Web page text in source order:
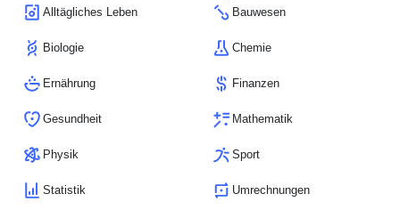
Alltägliches Leben Bauwesen
Biologie Chemie
Ernährung Finanzen
Gesundheit Mathematik
Physik Sport
Statistik Umrechnungen